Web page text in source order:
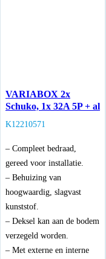
VARIABOX 2x
Schuko, 1x 32A 5P + al
K12210571
– Compleet bedraad,
gereed voor installatie.
– Behuizing van
hoogwaardig, slagvast
kunststof.
– Deksel kan aan de bodem
verzegeld worden.
– Met externe en interne